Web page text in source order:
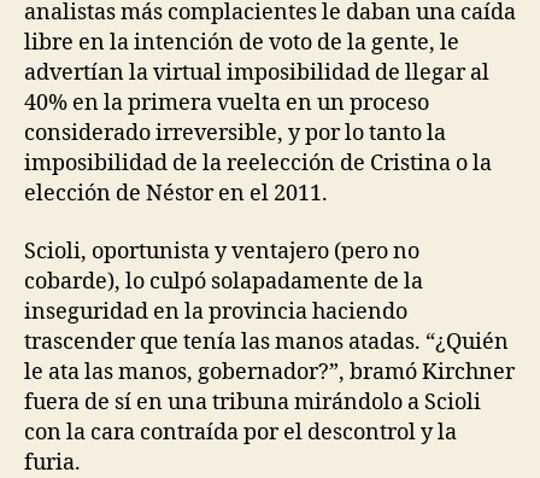
analistas más complacientes le daban una caída
libre en la intención de voto de la gente, le
advertían la virtual imposibilidad de llegar al
40% en la primera vuelta en un proceso
considerado irreversible, y por lo tanto la
imposibilidad de la reelección de Cristina o la
elección de Néstor en el 2011.
Scioli, oportunista y ventajero (pero no
cobarde), lo culpó solapadamente de la
inseguridad en la provincia haciendo
trascender que tenía las manos atadas. “¿Quién
le ata las manos, gobernador?”, bramó Kirchner
fuera de sí en una tribuna mirándolo a Scioli
con la cara contraída por el descontrol y la
furia.